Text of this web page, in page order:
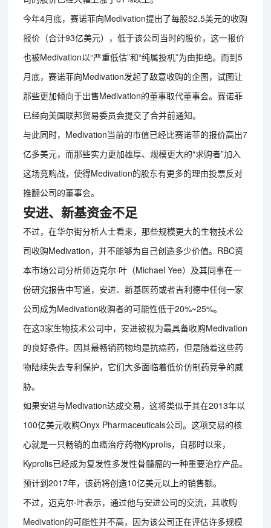
今年4月底，赛诺菲向Medivation提出了每股52.5美元的收购
报价（合计93亿美元），低于该公司当时的股价，这一报价
也被Medivation以“严重低估”和“纯属投机”为由拒绝。而到5
月底，赛诺菲向Medivation发起了敌意收购的企图，试图让
那些更加倾向于出售Medivation的董事取代董事会。赛诺菲
已经向美国联邦贸易委员会提交了合并前通知。
与此同时，Medivation当前的市值已经比赛诺菲的报价高出7
亿多美元，而那些实力更加雄厚、规模更大的“求购者”加入
这场竞购战，使得Medivation的股东有更多的理由投票反对
推翻公司的董事会。
安进、新基资金不足
不过，在华尔街分析人士看来，那些规模更大的生物技术公
司收购Medivation，并不能够为自己创造多少价值。RBC资
本市场公司分析师迈克尔·叶（Michael Yee）及其同事在一
份研究报告中写道，安进、新基医药或者吉利德中任何一家
公司成为Medivation收购者的可能性低于20%~25%。
在这3家生物技术公司中，安进被视为最具备收购Medivation
的良好条件。因其最畅销药物均是抗癌药，但是随着这些药
物陆续失去专利保护，它们大多面临着低价仿制药竞争的威
胁。
如果安进与Medivation达成交易，这将类似于其在2013年以
100亿美元收购Onyx Pharmaceuticals公司。这项交易的核
心就是一只畅销的血癌治疗药物Kyprolis，自那时以来，
Kyprolis已经成为复发性多发性骨髓瘤的一种重要治疗产品。
预计到2017年，该药将创造10亿美元以上的销售额。
不过，迈克尔·叶表示，通过他与安进公司的交流，其收购
Medivation的可能性并不高，因为该公司正在评估许多规模